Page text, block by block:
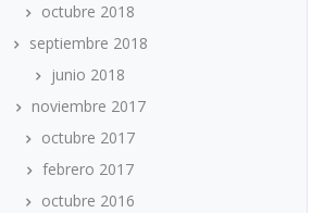
octubre 2018
septiembre 2018
junio 2018
noviembre 2017
octubre 2017
febrero 2017
octubre 2016